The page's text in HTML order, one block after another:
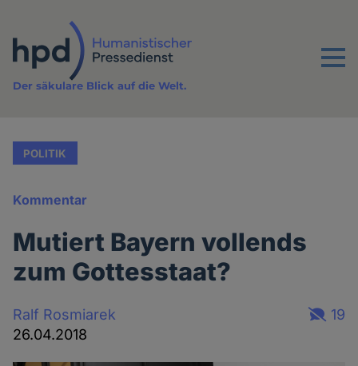
Inhalt
Menu
Der säkulare Blick auf die Welt.
POLITIK
Kommentar
Mutiert Bayern vollends
zum Gottesstaat?
Ralf Rosmiarek
26.04.2018
19